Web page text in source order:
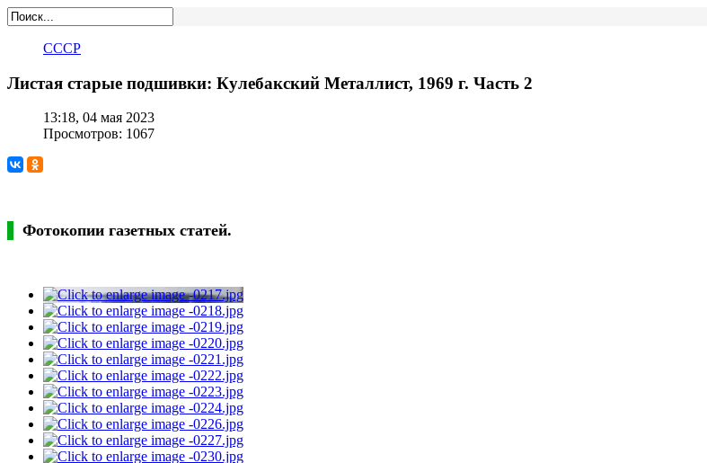
СССР
Листая старые подшивки: Кулебакский Металлист, 1969 г. Часть 2
13:18, 04 мая 2023
Просмотров: 1067
Фотокопии газетных статей.